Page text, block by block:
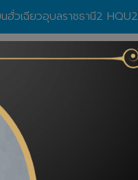
นฮั่วเฉียวอุบลราชธานี2 HQU2
ระบบออนไลน์